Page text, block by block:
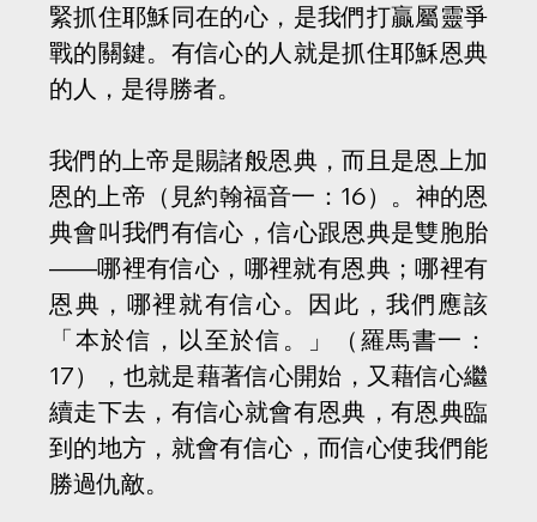
緊抓住耶穌同在的心，是我們打贏屬靈爭
戰的關鍵。有信心的人就是抓住耶穌恩典
的人，是得勝者。
我們的上帝是賜諸般恩典，而且是恩上加
恩的上帝（見約翰福音一：16）。神的恩
典會叫我們有信心，信心跟恩典是雙胞胎
——哪裡有信心，哪裡就有恩典；哪裡有
恩典，哪裡就有信心。因此，我們應該
「本於信，以至於信。」（羅馬書一：
17），也就是藉著信心開始，又藉信心繼
續走下去，有信心就會有恩典，有恩典臨
到的地方，就會有信心，而信心使我們能
勝過仇敵。